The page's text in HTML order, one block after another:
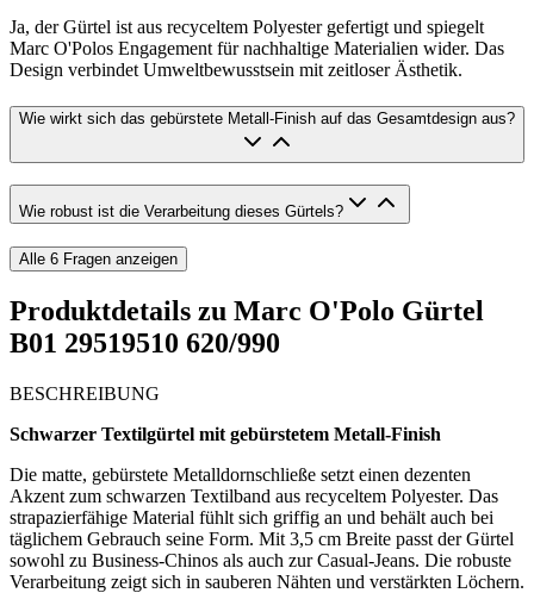
Ja, der Gürtel ist aus recyceltem Polyester gefertigt und spiegelt
Marc O'Polos Engagement für nachhaltige Materialien wider. Das
Design verbindet Umweltbewusstsein mit zeitloser Ästhetik.
Wie wirkt sich das gebürstete Metall-Finish auf das Gesamtdesign aus?
Wie robust ist die Verarbeitung dieses Gürtels?
Alle 6 Fragen anzeigen
Produktdetails zu Marc O'Polo Gürtel
B01 29519510 620/990
BESCHREIBUNG
Schwarzer Textilgürtel mit gebürstetem Metall-Finish
Die matte, gebürstete Metalldornschließe setzt einen dezenten
Akzent zum schwarzen Textilband aus recyceltem Polyester. Das
strapazierfähige Material fühlt sich griffig an und behält auch bei
täglichem Gebrauch seine Form. Mit 3,5 cm Breite passt der Gürtel
sowohl zu Business-Chinos als auch zur Casual-Jeans. Die robuste
Verarbeitung zeigt sich in sauberen Nähten und verstärkten Löchern.